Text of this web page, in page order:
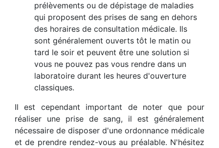
prélèvements ou de dépistage de maladies
qui proposent des prises de sang en dehors
des horaires de consultation médicale. Ils
sont généralement ouverts tôt le matin ou
tard le soir et peuvent être une solution si
vous ne pouvez pas vous rendre dans un
laboratoire durant les heures d'ouverture
classiques.
Il est cependant important de noter que pour
réaliser une prise de sang, il est généralement
nécessaire de disposer d'une ordonnance médicale
et de prendre rendez-vous au préalable. N'hésitez